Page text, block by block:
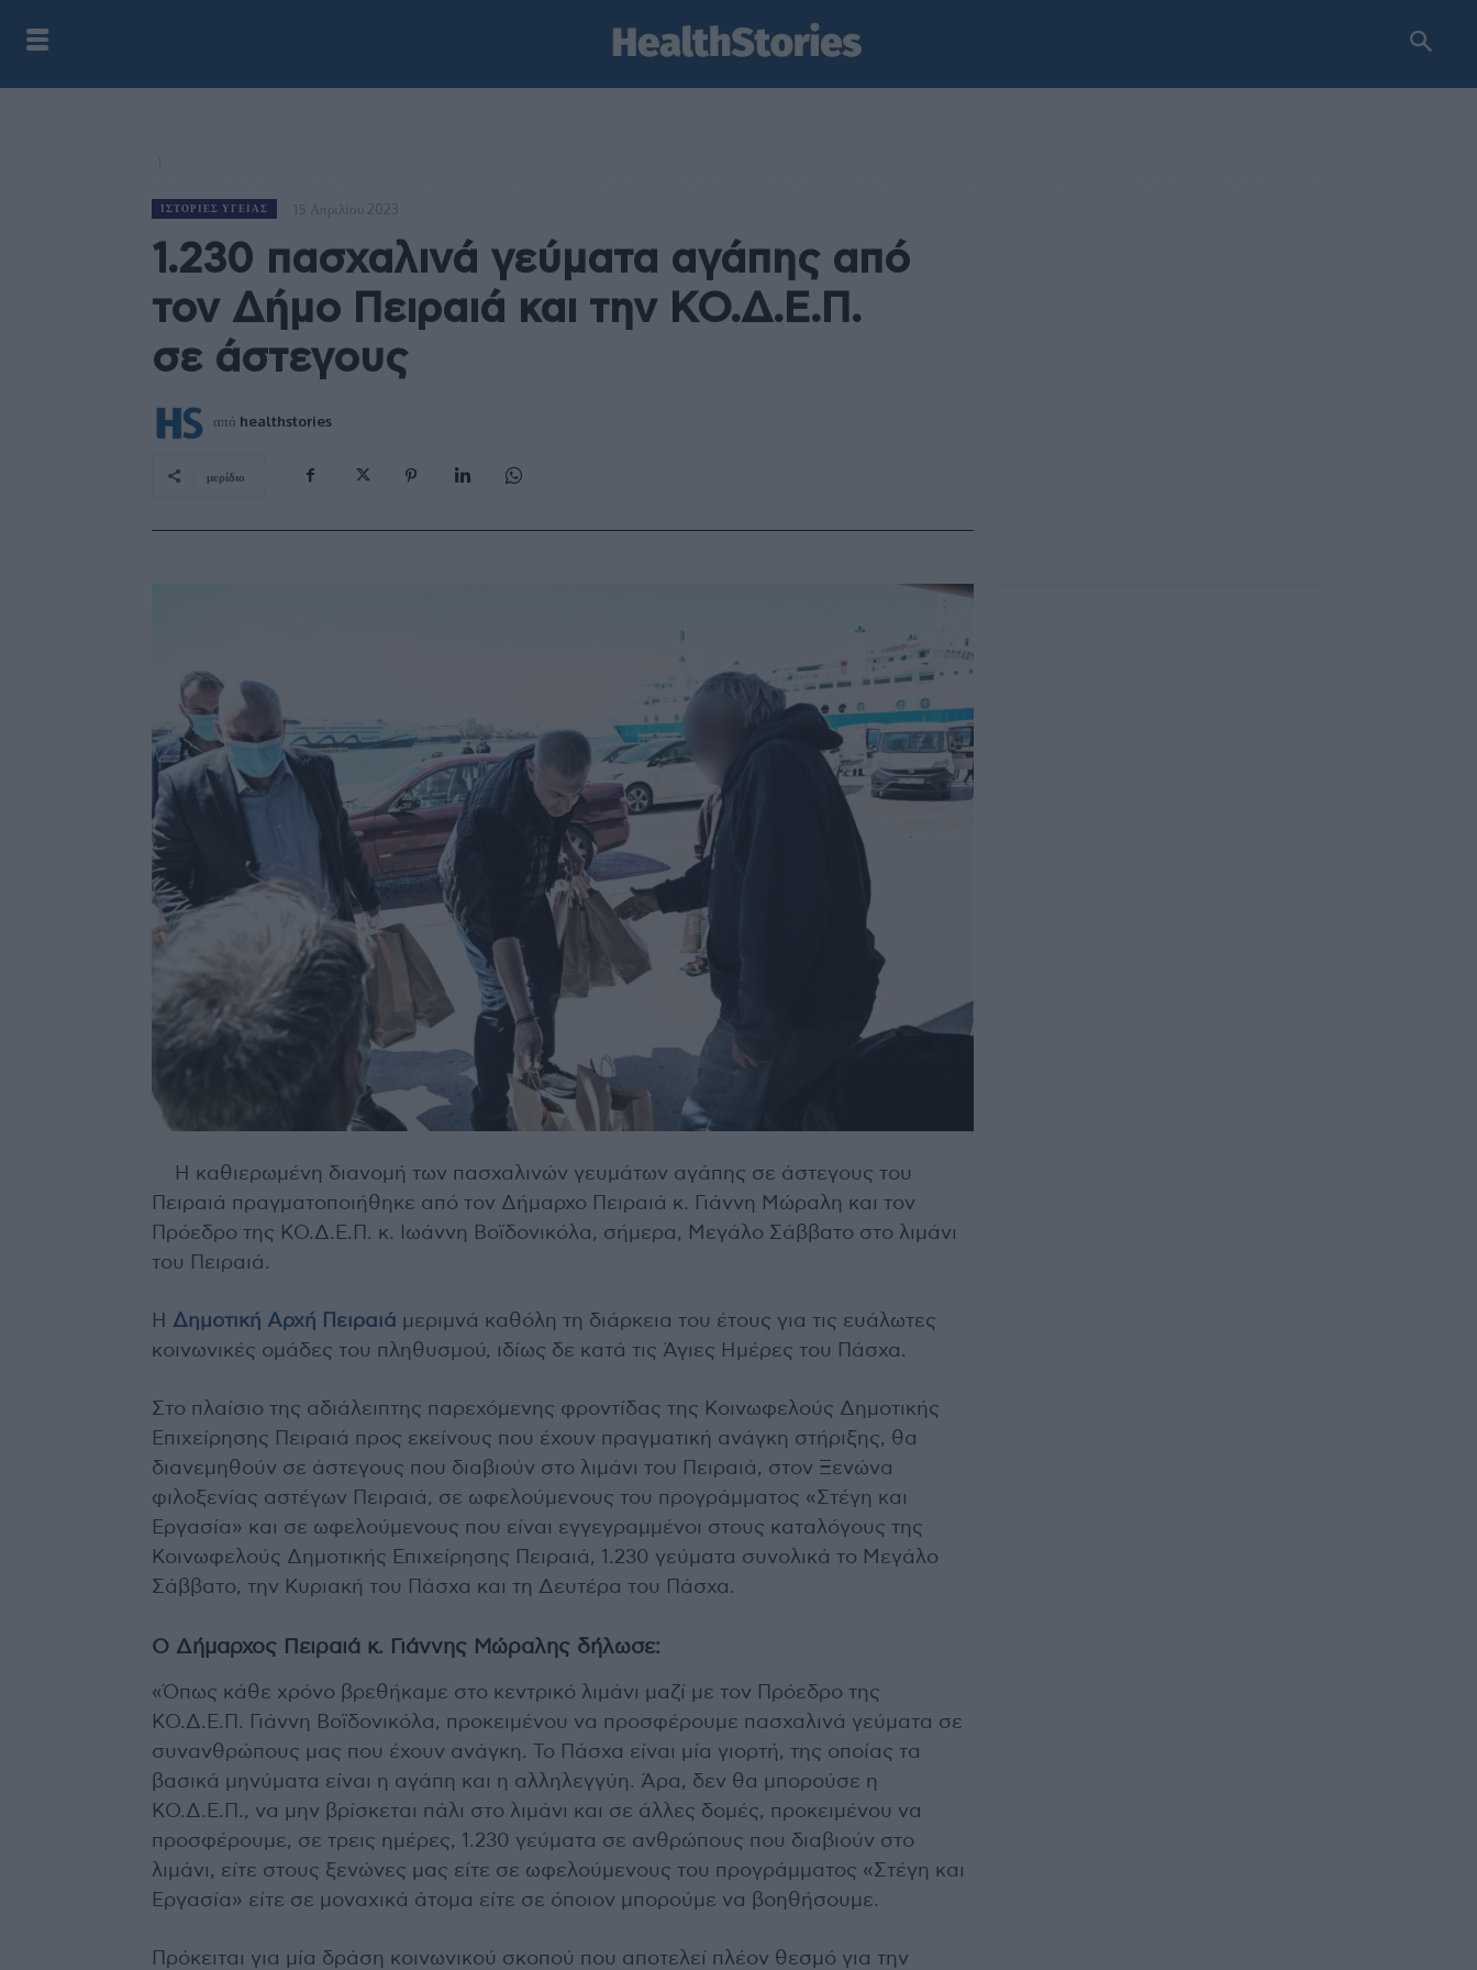
ΙΣΤΟΡΊΕΣ ΥΓΕΊΑΣ 15 Απριλίου 2023
1.230 πασχαλινά γεύματα αγάπης από
τον Δήμο Πειραιά και την ΚΟ.Δ.Ε.Π.
σε άστεγους
από healthstories
μερίδιο
Η καθιερωμένη διανομή των πασχαλινών γευμάτων αγάπης σε άστεγους του
Πειραιά πραγματοποιήθηκε από τον Δήμαρχο Πειραιά κ. Γιάννη Μώραλη και τον
Πρόεδρο της ΚΟ.Δ.Ε.Π. κ. Ιωάννη Βοϊδονικόλα, σήμερα, Μεγάλο Σάββατο στο λιμάνι
του Πειραιά.
Η Δημοτική Αρχή Πειραιά μεριμνά καθόλη τη διάρκεια του έτους για τις ευάλωτες
κοινωνικές ομάδες του πληθυσμού, ιδίως δε κατά τις Άγιες Ημέρες του Πάσχα.
Στο πλαίσιο της αδιάλειπτης παρεχόμενης φροντίδας της Κοινωφελούς Δημοτικής
Επιχείρησης Πειραιά προς εκείνους που έχουν πραγματική ανάγκη στήριξης, θα
διανεμηθούν σε άστεγους που διαβιούν στο λιμάνι του Πειραιά, στον Ξενώνα
φιλοξενίας αστέγων Πειραιά, σε ωφελούμενους του προγράμματος «Στέγη και
Εργασία» και σε ωφελούμενους που είναι εγγεγραμμένοι στους καταλόγους της
Κοινωφελούς Δημοτικής Επιχείρησης Πειραιά, 1.230 γεύματα συνολικά το Μεγάλο
Σάββατο, την Κυριακή του Πάσχα και τη Δευτέρα του Πάσχα.
Ο Δήμαρχος Πειραιά κ. Γιάννης Μώραλης δήλωσε:
«Όπως κάθε χρόνο βρεθήκαμε στο κεντρικό λιμάνι μαζί με τον Πρόεδρο της
ΚΟ.Δ.Ε.Π. Γιάννη Βοϊδονικόλα, προκειμένου να προσφέρουμε πασχαλινά γεύματα σε
συνανθρώπους μας που έχουν ανάγκη. Το Πάσχα είναι μία γιορτή, της οποίας τα
βασικά μηνύματα είναι η αγάπη και η αλληλεγγύη. Άρα, δεν θα μπορούσε η
ΚΟ.Δ.Ε.Π., να μην βρίσκεται πάλι στο λιμάνι και σε άλλες δομές, προκειμένου να
προσφέρουμε, σε τρεις ημέρες, 1.230 γεύματα σε ανθρώπους που διαβιούν στο
λιμάνι, είτε στους ξενώνες μας είτε σε ωφελούμενους του προγράμματος «Στέγη και
Εργασία» είτε σε μοναχικά άτομα είτε σε όποιον μπορούμε να βοηθήσουμε.
Πρόκειται για μία δράση κοινωνικού σκοπού που αποτελεί πλέον θεσμό για την